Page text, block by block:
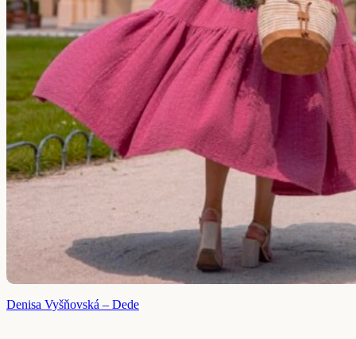
Denisa Vyšňovská – Dede